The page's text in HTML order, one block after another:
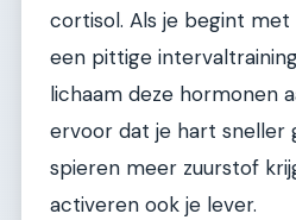
cortisol. Als je begint met
een pittige
lichaam deze hormonen
ervoor dat je hart sneller
spieren meer zuurstof
activeren ook je lever.